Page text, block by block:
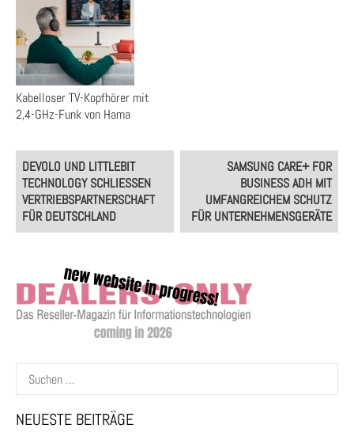
Kabelloser TV-Kopfhörer mit
2,4-GHz-Funk von Hama
Post
navigation
DEVOLO UND LITTLEBIT
TECHNOLOGY SCHLIESSEN V
ERTRIEBSPARTNERSCHAFT F
ÜR DEUTSCHLAND
SAMSUNG CARE+ FOR
BUSINESS ADH MIT
UMFANGREICHEM SCHUTZ
FÜR UNTERNEHMENSGERÄTE
Suchen
nach:
NEUESTE BEITRÄGE